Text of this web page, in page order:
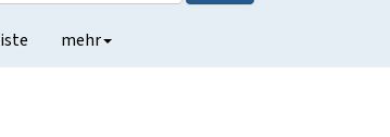
mehr